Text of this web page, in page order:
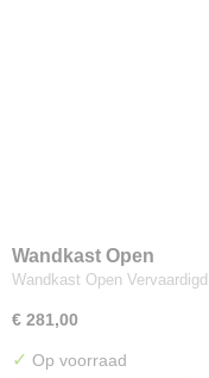
Wandkast Open
Wandkast Open
€ 281,00
✓ Op voorraad